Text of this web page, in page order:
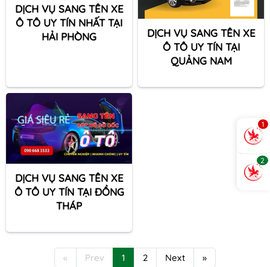
DỊCH VỤ SANG TÊN XE
Ô TÔ UY TÍN NHẤT TẠI
HẢI PHÒNG
DỊCH VỤ SANG TÊN XE
Ô TÔ UY TÍN TẠI
QUẢNG NAM
DỊCH VỤ SANG TÊN XE
Ô TÔ UY TÍN TẠI ĐỒNG
THÁP
« Prev 1 2 Next »
1
2